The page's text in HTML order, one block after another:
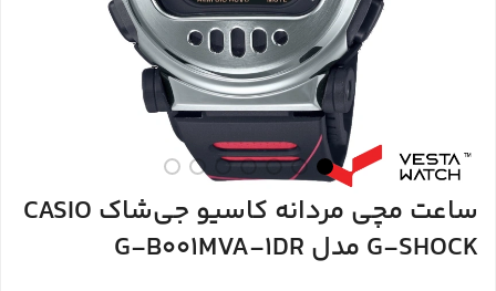
ساعت مچی مردانه کاسیو جی‌شاک CASIO
G-SHOCK مدل G-B001MVA-1DR